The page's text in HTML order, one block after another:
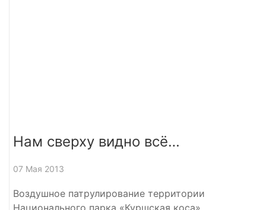
Нам сверху видно всё…
07 Мая 2013
Воздушное патрулирование территории
Национального парка «Куршская коса»